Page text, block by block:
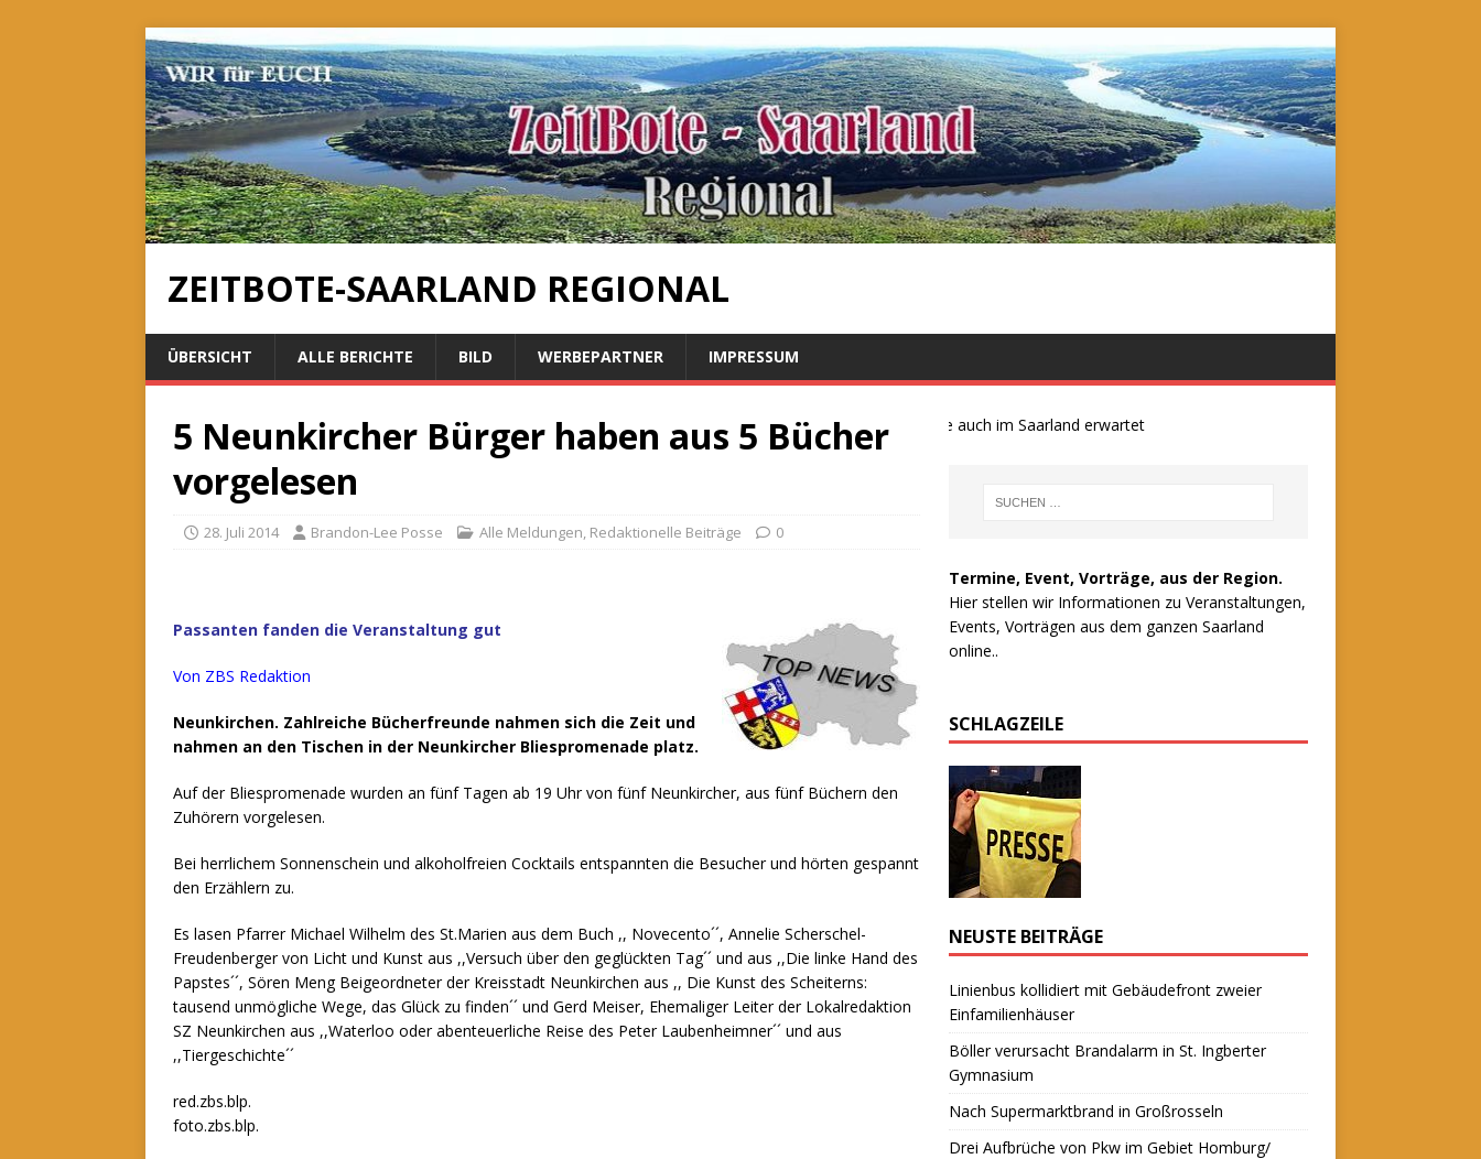
ZEITBOTE-SAARLAND REGIONAL
ÜBERSICHT ALLE BERICHTE BILD WERBEPARTNER IMPRESSUM
5 Neunkircher Bürger haben aus 5 Bücher
vorgelesen
28. Juli 2014 Brandon-Lee Posse Alle Meldungen, Redaktionelle Beiträge 0
Passanten fanden die Veranstaltung gut
Von ZBS Redaktion
Neunkirchen. Zahlreiche Bücherfreunde nahmen sich die Zeit und
nahmen an den Tischen in der Neunkircher Bliespromenade platz.
Auf der Bliespromenade wurden an fünf Tagen ab 19 Uhr von fünf Neunkircher, aus fünf Büchern den
Zuhörern vorgelesen.
Bei herrlichem Sonnenschein und alkoholfreien Cocktails entspannten die Besucher und hörten gespannt
den Erzählern zu.
Es lasen Pfarrer Michael Wilhelm des St.Marien aus dem Buch ,, Novecento´´, Annelie Scherschel-
Freudenberger von Licht und Kunst aus ,,Versuch über den geglückten Tag´´ und aus ,,Die linke Hand des
Papstes´´, Sören Meng Beigeordneter der Kreisstadt Neunkirchen aus ,, Die Kunst des Scheiterns:
tausend unmögliche Wege, das Glück zu finden´´ und Gerd Meiser, Ehemaliger Leiter der Lokalredaktion
SZ Neunkirchen aus ,,Waterloo oder abenteuerliche Reise des Peter Laubenheimner´´ und aus
,,Tiergeschichte´´
red.zbs.blp.
foto.zbs.blp.
Bauernproteste auch im Saarland erwartet
Termine, Event, Vorträge, aus der Region.
Hier stellen wir Informationen zu Veranstaltungen,
Events, Vorträgen aus dem ganzen Saarland
online..
SCHLAGZEILE
NEUSTE BEITRÄGE
Linienbus kollidiert mit Gebäudefront zweier
Einfamilienhäuser
Böller verursacht Brandalarm in St. Ingberter
Gymnasium
Nach Supermarktbrand in Großrosseln
Drei Aufbrüche von Pkw im Gebiet Homburg/